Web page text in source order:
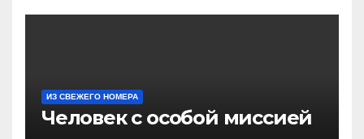
ИЗ СВЕЖЕГО НОМЕРА
Человек с особой миссией